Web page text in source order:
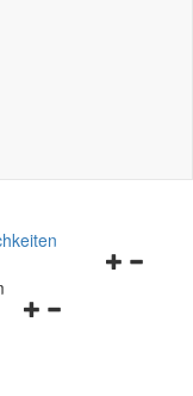
Navigationsmenü